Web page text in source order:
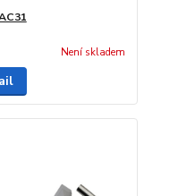
Není skladem